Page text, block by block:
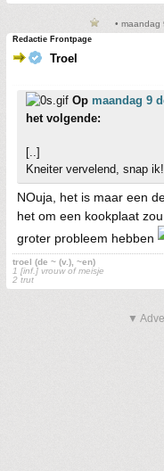
• maandag
Redactie Frontpage
Troel
Op maandag 9
het volgende:
[..]
Kneiter vervelend, snap ik!
NOuja, het is maar een
het om een kookplaat
groter probleem hebben
troel (de ~ (v.), ~en)
1 [inf.] vrouw of meisje
2 trut
▼